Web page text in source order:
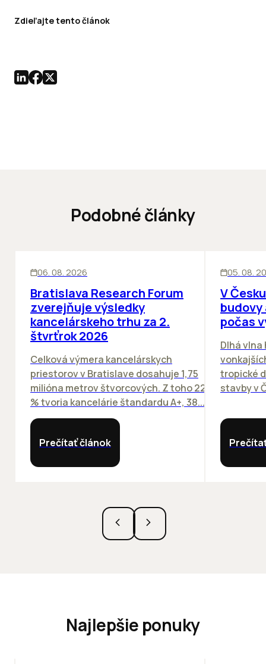
Zdieľajte tento článok
Podobné články
06. 08. 2026
Bratislava Research Forum
zverejňuje výsledky
kancelárskeho trhu za 2.
štvrťrok 2026
Celková výmera kancelárskych
priestorov v Bratislave dosahuje 1,75
milióna metrov štvorcových. Z toho 22
% tvoria kancelárie štandardu A+, 38...
Prečítať článok
05. 08.
V
počas
Dlhá
tropické
stavby v
Najlepšie ponuky